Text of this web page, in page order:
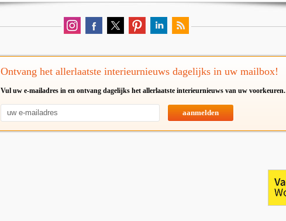
Ontvang het allerlaatste interieurnieuws dagelijks in uw mailbox!
Vul uw e-mailadres in en ontvang dagelijks het allerlaatste interieurnieuws van uw voorkeuren.
aanmelden